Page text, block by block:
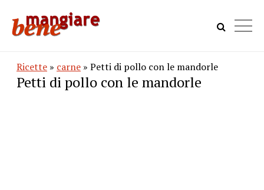
Ricette » carne » Petti di pollo con le mandorle
Petti di pollo con le mandorle